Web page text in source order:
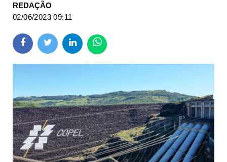
REDAÇÃO
02/06/2023 09:11